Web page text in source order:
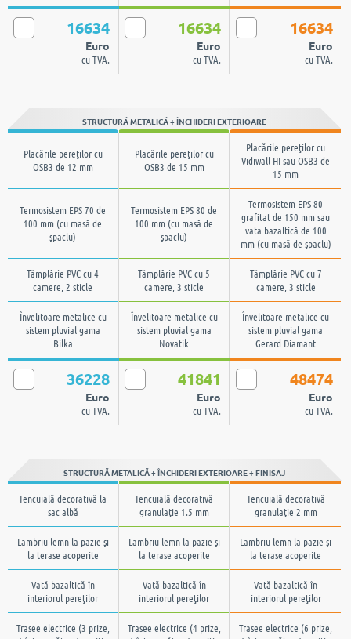
16634
Euro
cu TVA.
16634
Euro
cu TVA.
16634
Euro
cu TVA.
STRUCTURĂ METALICĂ + ÎNCHIDERI EXTERIOARE
Placările pereţilor cu
OSB3 de 12 mm
Placările pereţilor cu
OSB3 de 15 mm
Placările pereţilor cu
Vidiwall HI sau OSB3 de
15 mm
Termosistem EPS 70 de
100 mm (cu masă de
şpaclu)
Termosistem EPS 80 de
100 mm (cu masă de
şpaclu)
Termosistem EPS 80
grafitat de 150 mm sau
vata bazaltică de 100
mm (cu masă de şpaclu)
Tâmplărie PVC cu 4
camere, 2 sticle
Tâmplărie PVC cu 5
camere, 3 sticle
Tâmplărie PVC cu 7
camere, 3 sticle
Învelitoare metalice cu
sistem pluvial gama
Bilka
Învelitoare metalice cu
sistem pluvial gama
Novatik
Învelitoare metalice cu
sistem pluvial gama
Gerard Diamant
36228
Euro
cu TVA.
41841
Euro
cu TVA.
48474
Euro
cu TVA.
STRUCTURĂ METALICĂ + ÎNCHIDERI EXTERIOARE + FINISAJ
Tencuială decorativă la
sac albă
Tencuială decorativă
granulaţie 1.5 mm
Tencuială decorativă
granulaţie 2 mm
Lambriu lemn la pazie şi
la terase acoperite
Lambriu lemn la pazie şi
la terase acoperite
Lambriu lemn la pazie şi
la terase acoperite
Vată bazaltică în
interiorul pereţilor
Vată bazaltică în
interiorul pereţilor
Vată bazaltică în
interiorul pereţilor
Trasee electrice (3 prize,
Trasee electrice (4 prize,
Trasee electrice (6 prize,